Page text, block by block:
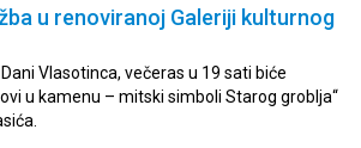
u renoviranoj Galeriji kulturnog
Vlasotinca, večeras u 19 sati biće
u kamenu – mitski simboli Starog groblja“